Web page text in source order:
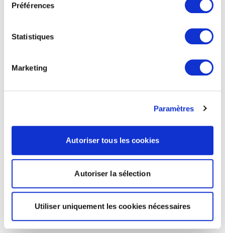
Préférences
Statistiques
Marketing
Paramètres
Autoriser tous les cookies
Autoriser la sélection
Utiliser uniquement les cookies nécessaires